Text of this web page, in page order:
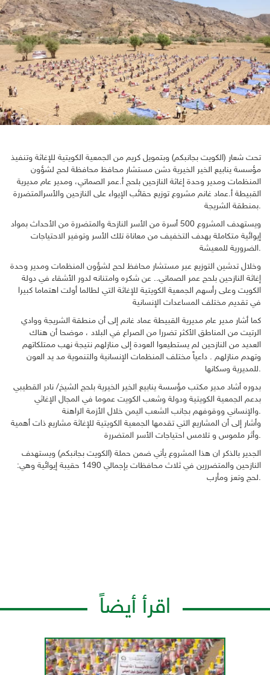
تحت شعار (الكويت بجانبكم) وبتمويل كريم من الجمعية الكويتية للإغاثة وتنفيذ
مؤسسة ينابيع الخير الخيرية دشن مستشار محافظ محافظة لحج لشؤون
المنظمات ومدير وحدة إغاثة النازحين بلحج أ.عمر الصماتي، ومدير عام مديرية
القبيطة أ.عماد غانم مشروع توزيع حقائب الإيواء على النازحين والأسرالمتضررة
بمنطقة الشريجة.
ويستهدف المشروع 500 أسرة من الأسر النازحة والمتضررة من الأحداث بمواد
إيوائية متكاملة بهدف التخفيف من معاناة تلك الأسر وتوفير الاحتياجات
الضرورية للمعيشة.
وخلال تدشين التوزيع عبر مستشار محافظ لحج لشؤون المنظمات ومدير وحدة
إغاثة النازحين بلحج عمر الصماتي.. عن شكره وامتنانه لدور الأشقاء في دولة
الكويت وعلى رأسهم الجمعية الكويتية للإغاثة التي لطالما أولت اهتماما كبيرا
في تقديم مختلف المساعدات الإنسانية
كما أشار مدير عام مديرية القبيطة عماد غانم إلى أن منطقة الشريجة ووادي
الرتيت من المناطق الأكثر تضررا من الصراع في البلاد ، موضحا أن هناك
العديد من النازحين لم يستطيعوا العودة إلى منازلهم نتيجة نهب ممتلكاتهم
وتهدم منازلهم . داعياً مختلف المنظمات الإنسانية والتنموية مد يد العون
للمديرية وسكانها.
بدوره أشاد مدير مكتب مؤسسة ينابيع الخير الخيرية بلحج الشيخ/ نادر القطيبي
بدعم الجمعية الكويتية ودولة وشعب الكويت عموما في المجال الإغاثي
والإنساني ووقوفهم بجانب الشعب اليمن خلال الأزمة الراهنة.
وأشار إلى أن المشاريع التي تقدمها الجمعية الكويتية للإغاثة مشاريع ذات أهمية
وأثر ملموس و تلامس احتياجات الأسر المتضررة.
الجدير بالذكر ان هذا المشروع يأتي ضمن حملة (الكويت بجانبكم) ويستهدف
النازحين والمتضررين في ثلاث محافظات بإجمالي 1490 حقيبة إيوائية وهي:
لحج وتعز ومأرب.
اقرأ أيضاً